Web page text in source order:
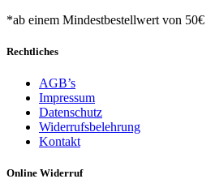
*ab einem Mindestbestellwert von 50€
Rechtliches
AGB’s
Impressum
Datenschutz
Widerrufsbelehrung
Kontakt
Online Widerruf